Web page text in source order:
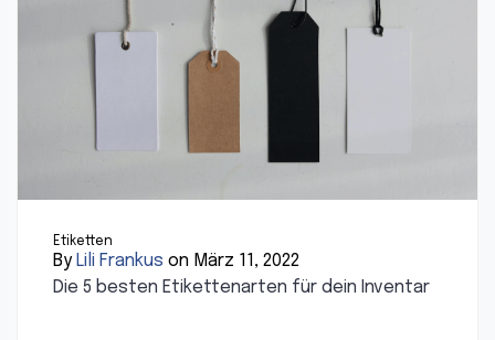
Etiketten
By Lili Frankus on März 11, 2022
Die 5 besten Etikettenarten für dein Inventar